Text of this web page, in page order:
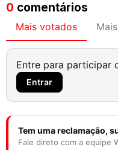
0 comentários
Mais votados
Entre para participar
Entrar
Tem uma reclamação,
Fale direto com a equipe